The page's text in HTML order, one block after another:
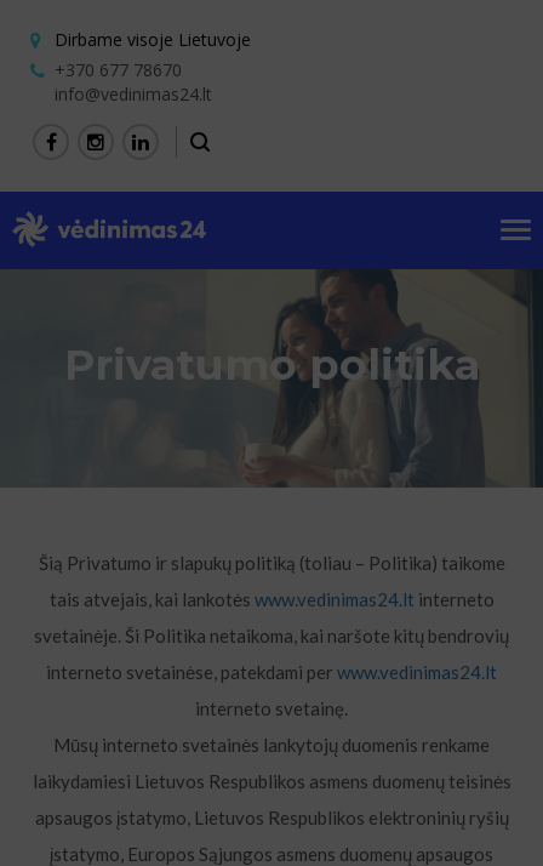
Dirbame visoje Lietuvoje
+370 677 78670
info@vedinimas24.lt
Privatumo politika
Šią Privatumo ir slapukų politiką (toliau – Politika) taikome
tais atvejais, kai lankotės www.vedinimas24.lt interneto
svetainėje. Ši Politika netaikoma, kai naršote kitų bendrovių
interneto svetainėse, patekdami per www.vedinimas24.lt
interneto svetainę.
Mūsų interneto svetainės lankytojų duomenis renkame
laikydamiesi Lietuvos Respublikos asmens duomenų teisinės
apsaugos įstatymo, Lietuvos Respublikos elektroninių ryšių
įstatymo, Europos Sąjungos asmens duomenų apsaugos